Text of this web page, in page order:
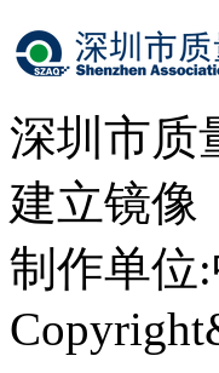
深圳市质
建立镜像
制作单位